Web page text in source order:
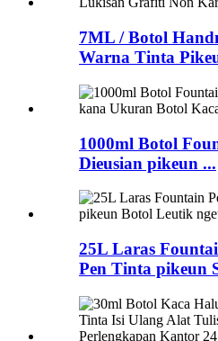
7ML / Botol
Warna Tinta
1000ml Botol
Dieusian pikeun ...
25L Laras
Pen Tinta pikeun